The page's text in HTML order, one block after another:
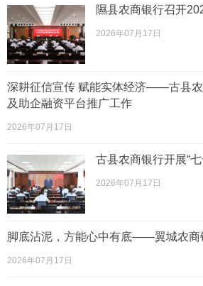
隰县农商银行召开
2026年07月17日
深耕征信宣传 赋能实体经济——古县
及助企融资平台推广工作
2026年07月17日
古县农商银行开展“
2026年07月17日
脚底沾泥，方能心中有底——翼城农商
2026年07月17日